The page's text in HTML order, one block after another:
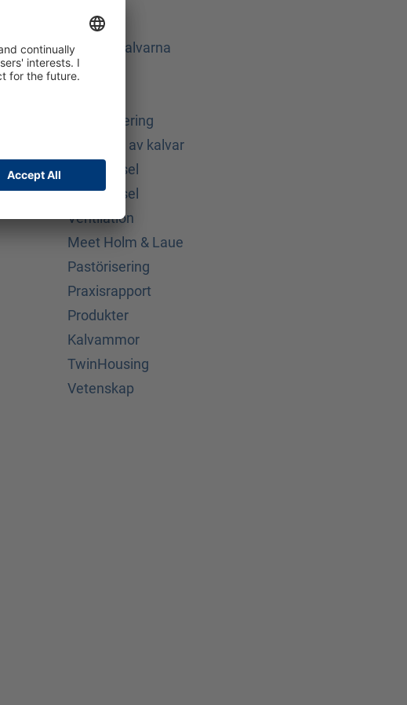
Allmänt
Utanför kalvarna
Biologisk
Immunisering
Utfodring av kalvar
Kalvskötsel
Kalvskötsel
Ventilation
Meet Holm & Laue
Pastörisering
Praxisrapport
Produkter
Kalvammor
TwinHousing
Vetenskap